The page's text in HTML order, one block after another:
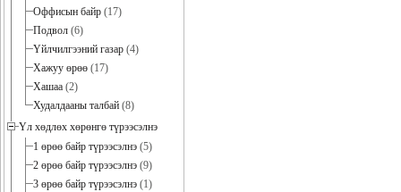
Оффисын байр (17)
Подвол (6)
Үйлчилгээний газар (4)
Хажуу өрөө (17)
Хашаа (2)
Худалдааны талбай (8)
Үл хөдлөх хөрөнгө түрээсэлнэ
1 өрөө байр түрээсэлнэ (5)
2 өрөө байр түрээсэлнэ (9)
3 өрөө байр түрээсэлнэ (1)